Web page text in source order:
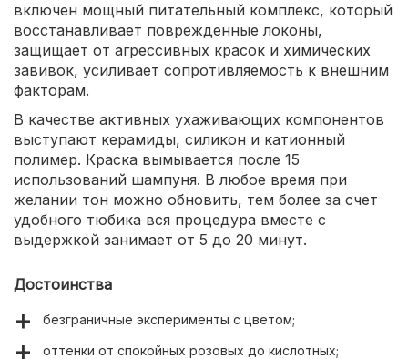
включен мощный питательный комплекс, который
восстанавливает поврежденные локоны,
защищает от агрессивных красок и химических
завивок, усиливает сопротивляемость к внешним
факторам.
В качестве активных ухаживающих компонентов
выступают керамиды, силикон и катионный
полимер. Краска вымывается после 15
использований шампуня. В любое время при
желании тон можно обновить, тем более за счет
удобного тюбика вся процедура вместе с
выдержкой занимает от 5 до 20 минут.
Достоинства
безграничные эксперименты с цветом;
оттенки от спокойных розовых до кислотных;